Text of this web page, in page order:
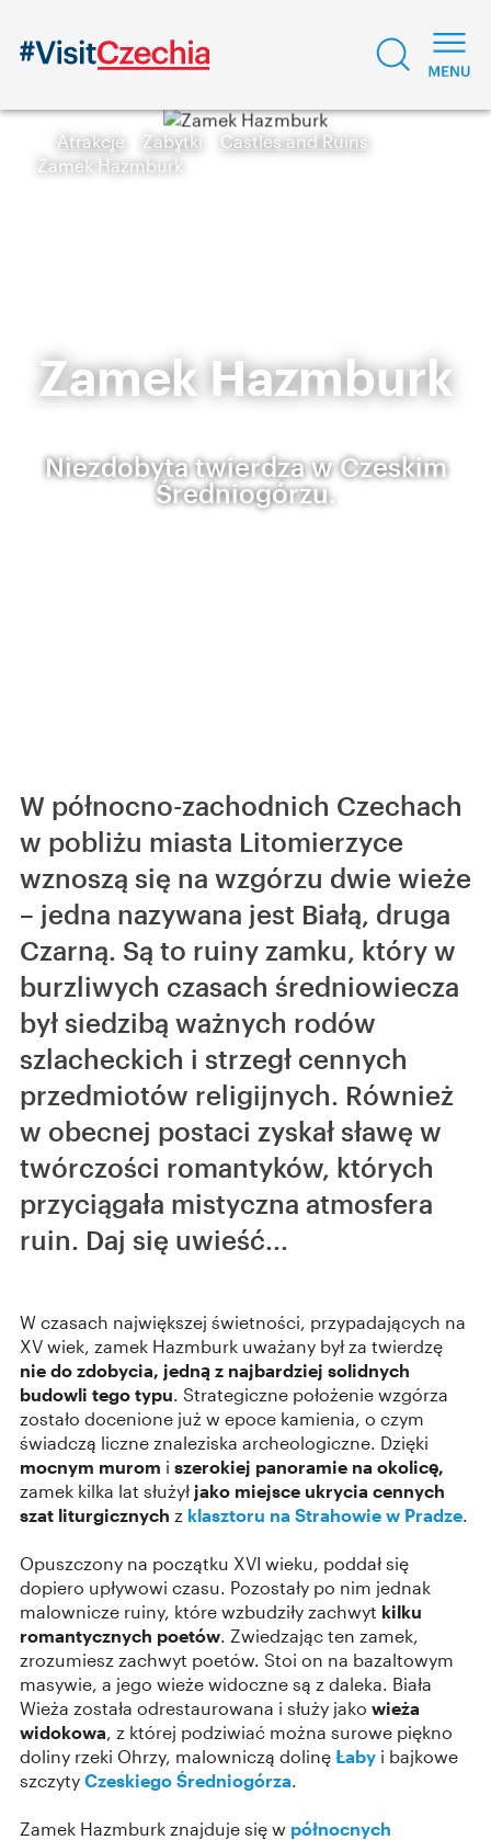
Atrakcje Zabytki
Castles and Ruins
Zamek Hazmburk
Zamek Hazmburk
Niezdobyta twierdza w Czeskim
Średniogórzu.
W północno-zachodnich Czechach
w pobliżu miasta Litomierzyce
wznoszą się na wzgórzu dwie wieże
– jedna nazywana jest Białą, druga
Czarną. Są to ruiny zamku, który w
burzliwych czasach średniowiecza
był siedzibą ważnych rodów
szlacheckich i strzegł cennych
przedmiotów religijnych. Również
w obecnej postaci zyskał sławę w
twórczości romantyków, których
przyciągała mistyczna atmosfera
ruin. Daj się uwieść...
W czasach największej świetności, przypadających na
XV wiek, zamek Hazmburk uważany był za twierdzę
nie do zdobycia, jedną z najbardziej solidnych
budowli tego typu. Strategiczne położenie wzgórza
zostało docenione już w epoce kamienia, o czym
świadczą liczne znaleziska archeologiczne. Dzięki
mocnym murom i szerokiej panoramie na okolicę,
zamek kilka lat służył jako miejsce ukrycia cennych
szat liturgicznych z klasztoru na Strahowie w Pradze.
Opuszczony na początku XVI wieku, poddał się
dopiero upływowi czasu. Pozostały po nim jednak
malownicze ruiny, które wzbudziły zachwyt kilku
romantycznych poetów. Zwiedzając ten zamek,
zrozumiesz zachwyt poetów. Stoi on na bazaltowym
masywie, a jego wieże widoczne są z daleka. Biała
Wieża została odrestaurowana i służy jako wieża
widokowa, z której podziwiać można surowe piękno
doliny rzeki Ohrzy, malowniczą dolinę Łaby i bajkowe
szczyty Czeskiego Średniogórza.
Zamek Hazmburk znajduje się w północnych